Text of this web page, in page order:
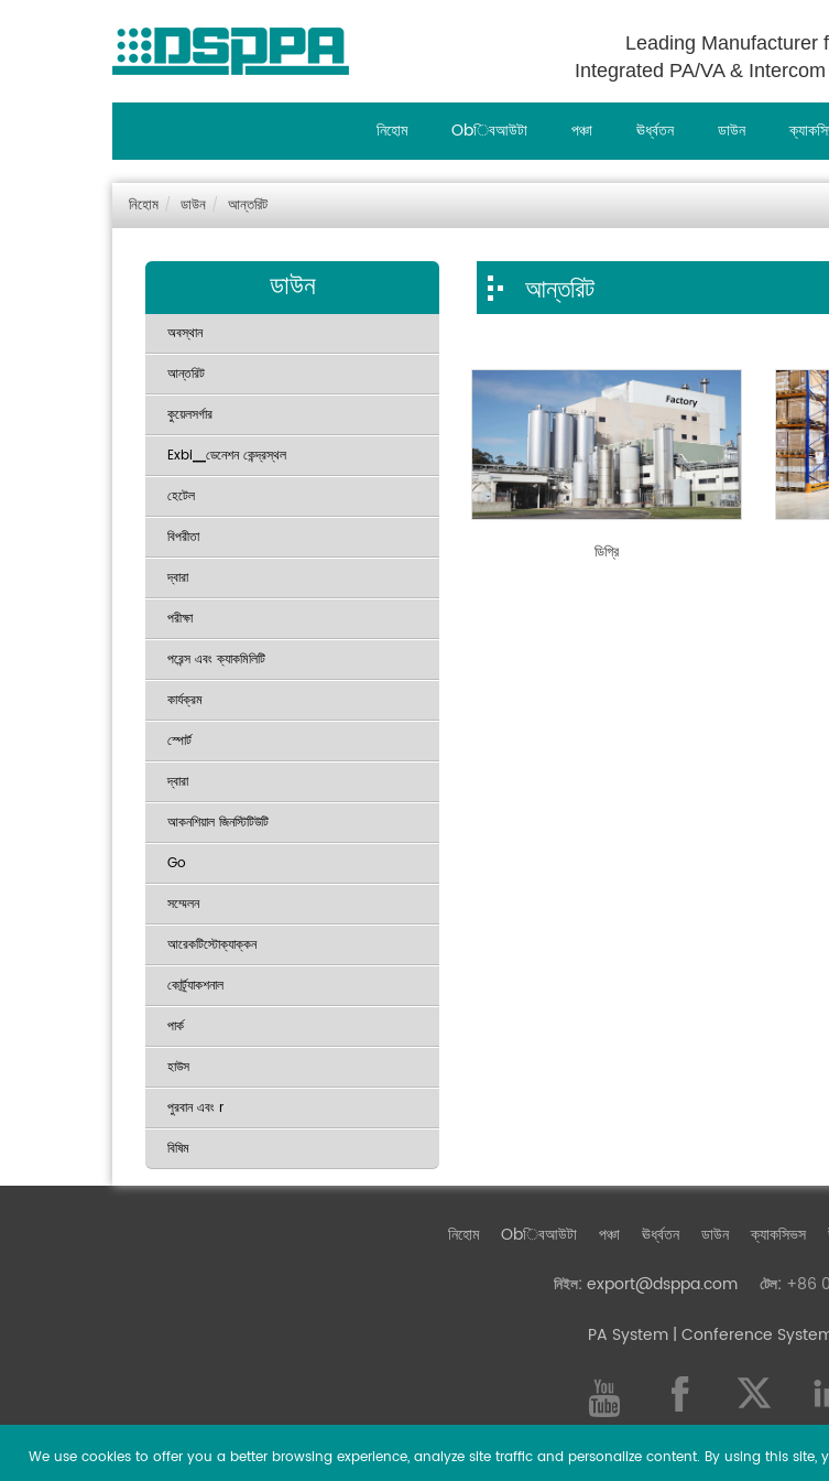
Leading Manufacturer
Integrated PA/VA &
নিহোম Obিবআউটা পঞ্চা ঊর্ধ্বতন ডাউন
নিহোম ডাউন আন্তরিট
ডাউন
অবস্থান
আন্তরিট
কুয়েলসর্গার
Exbi▁ডেনেশন কেন্দ্রস্থল
হেটেল
বিপরীতা
দ্বারা
পরীক্ষা
পরেন্স এবং ক্যাকমিলিটি
কার্যক্রম
স্পোর্ট
দ্বারা
আকনশিয়াল জিনস্টিটিউটি
Go
সম্মেলন
আরেকটিস্টোক্যাক্কন
কোর্ট্র্যাকশনাল
পার্ক
হাউস
পুরবান এবং r
বিষিম
আন্তরিট
ডিগ্রি
নিহোম Obিবআউটা পঞ্চা ঊর্ধ্বতন ডাউন ক্যাকসিভস
নিইল: export@dsppa.com টেল: +86
PA System| Conference
We use cookies to offer you a better browsing experience, analyze site traffic and personalize content. By using this site,